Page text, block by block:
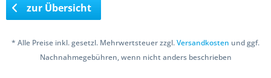
zur Übersicht
* Alle Preise inkl. gesetzl. Mehrwertsteuer zzgl.Versandkosten und ggf.
Nachnahmegebühren, wenn nicht anders beschrieben